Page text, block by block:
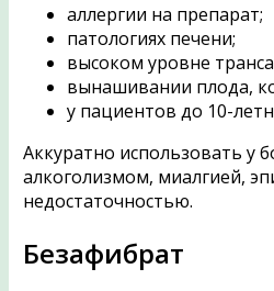
аллергии на препарат;
патологиях печени;
высоком уровне
вынашивании плода,
у пациентов до 10-
Аккуратно использовать у
алкоголизмом, миалгией,
недостаточностью.
Безафибрат